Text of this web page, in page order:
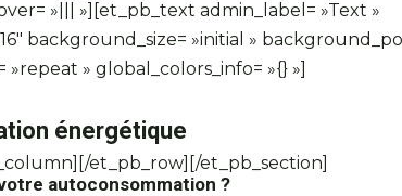
»||| »][et_pb_text admin_label= »Text »
background_size= »initial »
» global_colors_info= »{} »]
énergétique
autoconsommation ?
et_pb_row][/et_pb_section]